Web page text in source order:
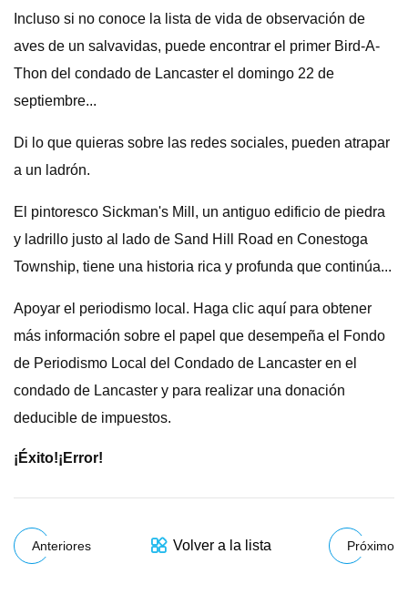
Incluso si no conoce la lista de vida de observación de
aves de un salvavidas, puede encontrar el primer Bird-A-
Thon del condado de Lancaster el domingo 22 de
septiembre...
Di lo que quieras sobre las redes sociales, pueden atrapar
a un ladrón.
El pintoresco Sickman's Mill, un antiguo edificio de piedra
y ladrillo justo al lado de Sand Hill Road en Conestoga
Township, tiene una historia rica y profunda que continúa...
Apoyar el periodismo local. Haga clic aquí para obtener
más información sobre el papel que desempeña el Fondo
de Periodismo Local del Condado de Lancaster en el
condado de Lancaster y para realizar una donación
deducible de impuestos.
¡Éxito!¡Error!
Anteriores Volver a la lista Próximo